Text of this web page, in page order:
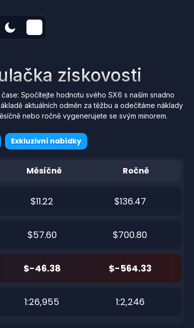
ziskovosti
Spočítejte hodnotu svého SX6 s naším snadno
aktuálních odměn za těžbu a odečítáme náklady
nebo ročně vygenerujete se svým minorem.
Exkluzivní nabídky
Měsíčně Ročně
$11.22 $136.47
$57.60 $700.80
$-46.38 $-564.33
1:26,955 1:2,246